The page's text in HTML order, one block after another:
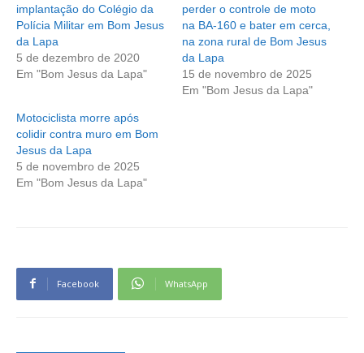
implantação do Colégio da
Polícia Militar em Bom Jesus
da Lapa
5 de dezembro de 2020
Em "Bom Jesus da Lapa"
perder o controle de moto
na BA-160 e bater em cerca,
na zona rural de Bom Jesus
da Lapa
15 de novembro de 2025
Em "Bom Jesus da Lapa"
Motociclista morre após
colidir contra muro em Bom
Jesus da Lapa
5 de novembro de 2025
Em "Bom Jesus da Lapa"
Facebook WhatsApp